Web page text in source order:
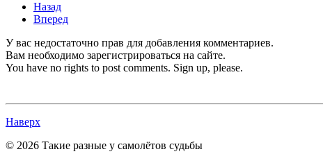
Назад
Вперед
У вас недостаточно прав для добавления комментариев.
Вам необходимо зарегистрироваться на сайте.
You have no rights to post comments. Sign up, please.
Наверх
© 2026 Такие разные у самолётов судьбы